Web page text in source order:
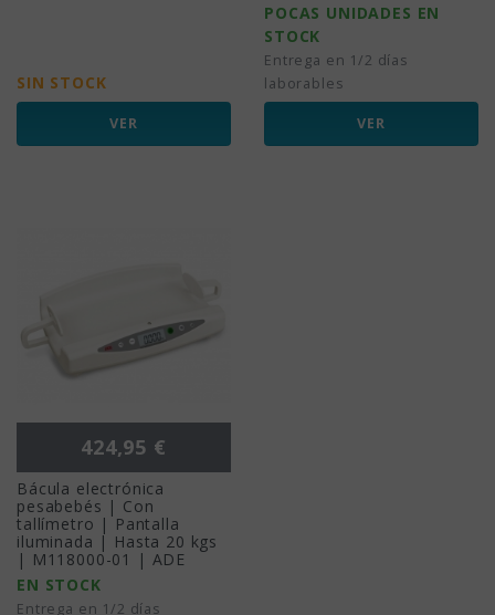
SIN STOCK
VER
POCAS UNIDADES EN
STOCK
Entrega en 1/2 días
laborables
VER
Precio
424,95 €
Bácula electrónica
pesabebés | Con
tallímetro | Pantalla
iluminada | Hasta 20 kgs
| M118000-01 | ADE
EN STOCK
Entrega en 1/2 días